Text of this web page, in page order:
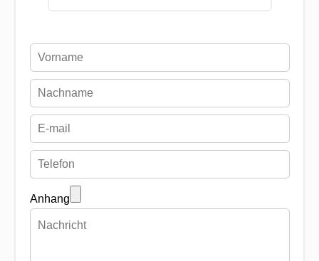
Anhang